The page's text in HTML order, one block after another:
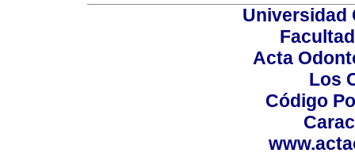
Universidad
Acta
Los
Código